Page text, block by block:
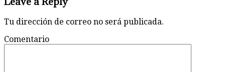
Tu dirección de correo no será publicada.
Comentario